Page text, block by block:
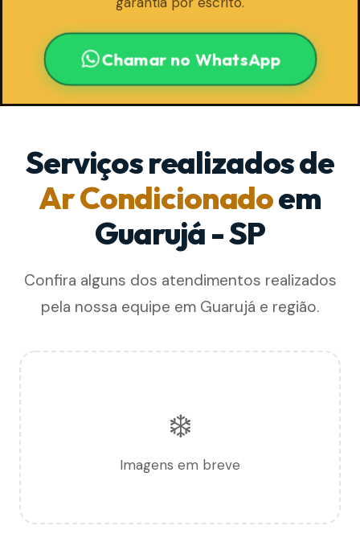
Chamar no WhatsApp
Serviços realizados de
Ar Condicionadoem
Guarujá - SP
Confira alguns dos atendimentos realizados
pela nossa equipe em Guarujá e região.
❄️
Imagens em breve